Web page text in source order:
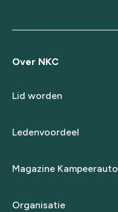
Over NKC
Lid worden
Ledenvoordeel
Magazine Kampeerauto
Organisatie